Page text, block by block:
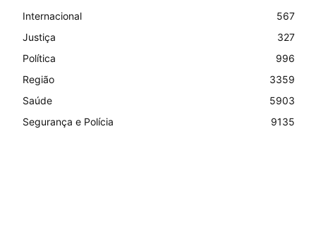
Internacional
567
Justiça
327
Política
996
Região
3359
Saúde
5903
Segurança e Polícia
9135